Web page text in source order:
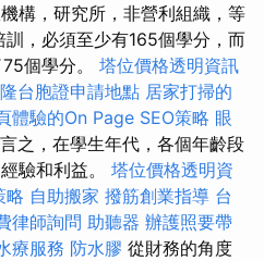
構，研究所，非營利組織，等
，必須至少有165個學分，而
個學分。 塔位價格透明資訊
台胞證申請地點 居家打掃的
體驗的On Page SEO策略 眼
之，在學生年代，各個年齡段
驗和利益。 塔位價格透明資
略 自助搬家 撥筋創業指導 台
律師詢問 助聽器 辦護照要帶
療服務 防水膠 從財務的角度